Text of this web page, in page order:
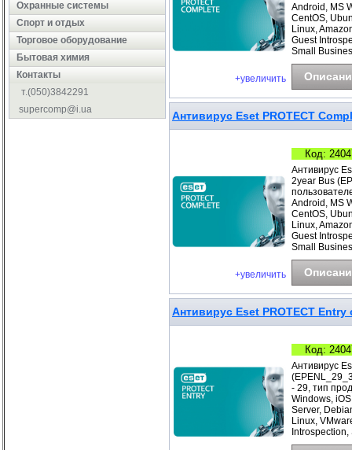
Охранные системы
Cпорт и отдых
Торговое оборудование
Бытовая химия
Контакты
т.(050)3842291
supercomp@i.ua
+увеличить
Android, MS
CentOS,
Linux,
Guest
Small
Антивирус Eset PROTECT
+увеличить
Код:
Антивирус
2year Bus
Android, MS
CentOS,
Linux,
Guest
Small
Антивирус Eset PROTECT
Код:
Антивирус
- 29, тип
Windows,
Server,
Linux,